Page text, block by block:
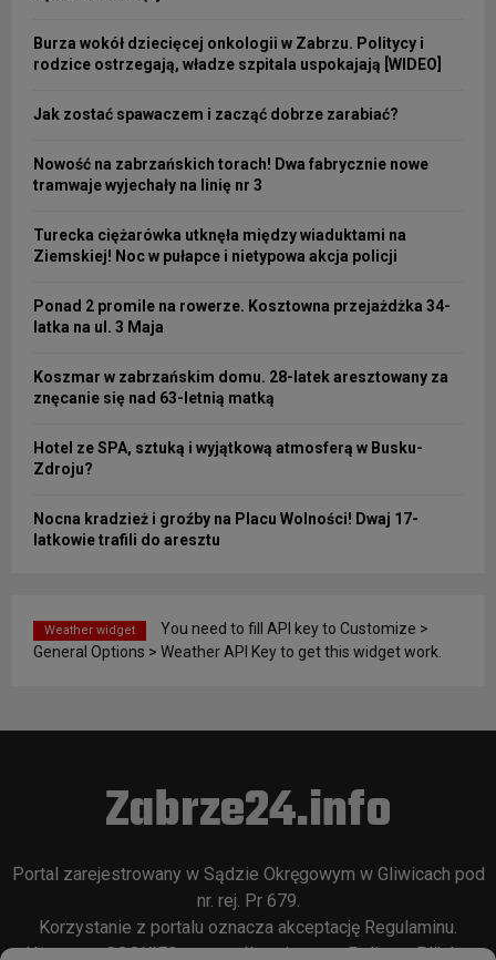
Burza wokół dziecięcej onkologii w Zabrzu. Politycy i
rodzice ostrzegają, władze szpitala uspokajają [WIDEO]
Jak zostać spawaczem i zacząć dobrze zarabiać?
Nowość na zabrzańskich torach! Dwa fabrycznie nowe
tramwaje wyjechały na linię nr 3
Turecka ciężarówka utknęła między wiaduktami na
Ziemskiej! Noc w pułapce i nietypowa akcja policji
Ponad 2 promile na rowerze. Kosztowna przejażdżka 34-
latka na ul. 3 Maja
Koszmar w zabrzańskim domu. 28-latek aresztowany za
znęcanie się nad 63-letnią matką
Hotel ze SPA, sztuką i wyjątkową atmosferą w Busku-
Zdroju?
Nocna kradzież i groźby na Placu Wolności! Dwaj 17-
latkowie trafili do aresztu
Weather widget
You need to fill API key to Customize >
General Options > Weather API Key to get this widget work.
Zabrze24.info
Portal zarejestrowany w Sądzie Okręgowym w Gliwicach pod
nr. rej. Pr 679.
Korzystanie z portalu oznacza akceptację Regulaminu.
Używamy COOKIES w sposób opisany wPolityce Plików